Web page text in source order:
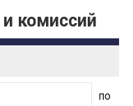
комиссий
по